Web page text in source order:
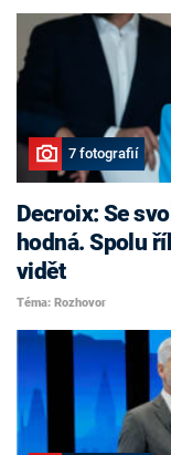
7 fotografií
Decroix: Se
hodná. Spolu
vidět
Téma: Rozhovor